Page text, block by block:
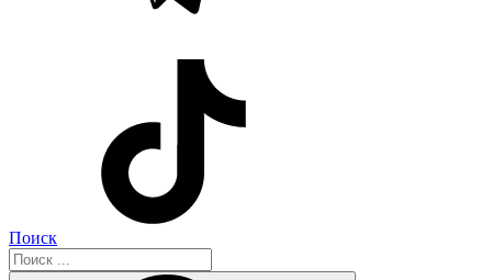
Поиск